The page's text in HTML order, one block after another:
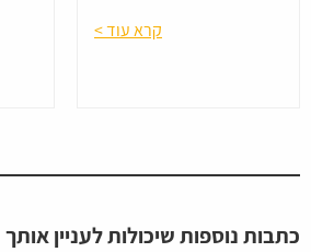
קרא עוד >
כתבות נוספות שיכולות לעניין אותך